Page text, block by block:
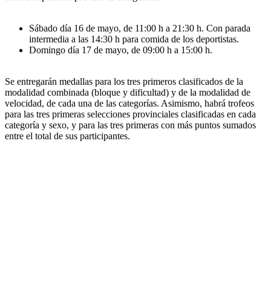
Sábado día 16 de mayo, de 11:00 h a 21:30 h. Con parada
intermedia a las 14:30 h para comida de los deportistas.
Domingo día 17 de mayo, de 09:00 h a 15:00 h.
Se entregarán medallas para los tres primeros clasificados de la
modalidad combinada (bloque y dificultad) y de la modalidad de
velocidad, de cada una de las categorías. Asimismo, habrá trofeos
para las tres primeras selecciones provinciales clasificadas en cada
categoría y sexo, y para las tres primeras con más puntos sumados
entre el total de sus participantes.